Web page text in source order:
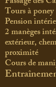
Tours à poney
Pension
2 manèges
extérieur,
proximité
Cours de